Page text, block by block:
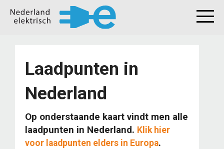
Laadpunten in
Nederland
Op onderstaande kaart vindt men alle
laadpunten in Nederland. Klik hier
voor laadpunten elders in Europa.